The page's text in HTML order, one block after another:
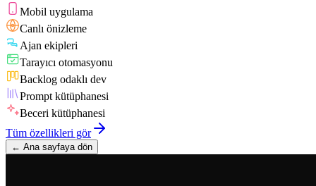
Mobil uygulama
Canlı önizleme
Ajan ekipleri
Tarayıcı otomasyonu
Backlog odaklı dev
Prompt kütüphanesi
Beceri kütüphanesi
Tüm özellikleri gör
← Ana sayfaya dön